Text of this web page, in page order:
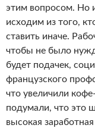
этим вопросом. Но
исходим из того,
ставить иначе.
чтобы не было
будет подачек,
французского
что увеличили
подумали, что это
высокая